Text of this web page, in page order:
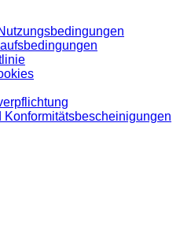
Konformitätsbescheinigungen